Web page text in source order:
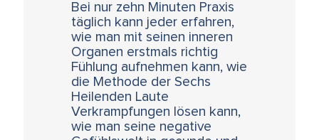
Bei nur zehn Minuten Praxis
täglich kann jeder erfahren,
wie man mit seinen inneren
Organen erstmals richtig
Fühlung aufnehmen kann, wie
die Methode der Sechs
Heilenden Laute
Verkrampfungen lösen kann,
wie man seine negative